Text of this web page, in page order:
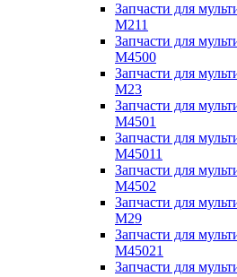
Запчасти для
M211
Запчасти для
M4500
Запчасти для
M23
Запчасти для
M4501
Запчасти для
M45011
Запчасти для
M4502
Запчасти для
M29
Запчасти для
M45021
Запчасти для